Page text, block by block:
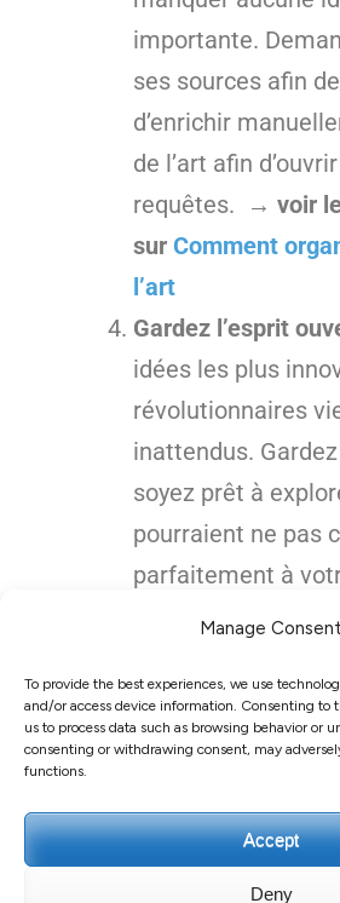
Manage Consent
To provide the best experiences, we use
and/or access device information. Consenting to
us to process data such as browsing behavior or
consenting or withdrawing consent, may
functions.
Accept
Deny
importante.
ses sources afin
d’enrichir
de l’art afin
requêtes.
→ voir
sur Comment
l’art
Gardez l’esprit
idées les plus
révolutionnaires
inattendus.
soyez prêt à
pourraient ne pas
parfaitement à
hypothèses
donc vivace afin
les idées.